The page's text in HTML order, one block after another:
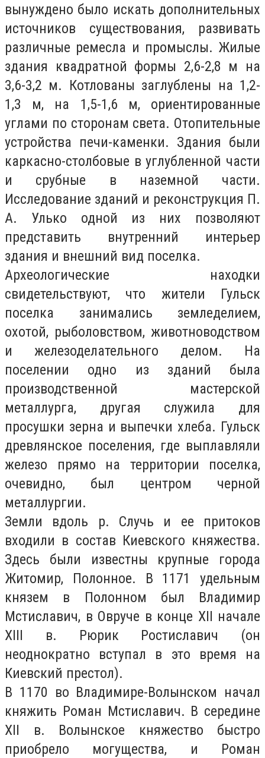
вынуждено было искать дополнительных
источников существования, развивать
различные ремесла и промыслы. Жилые
здания квадратной формы 2,6-2,8 м на
3,6-3,2 м. Котлованы заглублены на 1,2-
1,3 м, на 1,5-1,6 м, ориентированные
углами по сторонам света. Отопительные
устройства печи-каменки. Здания были
каркасно-столбовые в углубленной части
и срубные в наземной части.
Исследование зданий и реконструкция П.
А. Улько одной из них позволяют
представить внутренний интерьер
здания и внешний вид поселка.
Археологические находки
свидетельствуют, что жители Гульск
поселка занимались земледелием,
охотой, рыболовством, животноводством
и железоделательного делом. На
поселении одно из зданий была
производственной мастерской
металлурга, другая служила для
просушки зерна и выпечки хлеба. Гульск
древлянское поселения, где выплавляли
железо прямо на территории поселка,
очевидно, был центром черной
металлургии.
Земли вдоль р. Случь и ее притоков
входили в состав Киевского княжества.
Здесь были известны крупные города
Житомир, Полонное. В 1171 удельным
князем в Полонном был Владимир
Мстиславич, в Овруче в конце XII начале
XIII в. Рюрик Ростиславич (он
неоднократно вступал в это время на
Киевский престол).
В 1170 во Владимире-Волынском начал
княжить Роман Мстиславич. В середине
XII в. Волынское княжество быстро
приобрело могущества, и Роман